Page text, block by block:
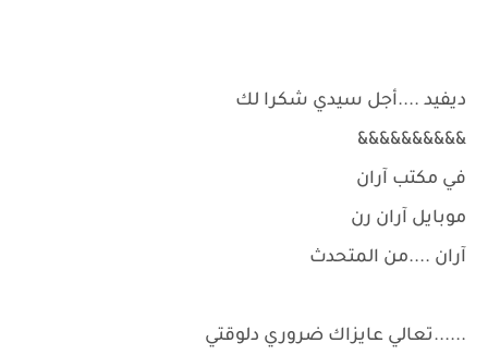
ديفيد ....أجل سيدي شكرا لك
&&&&&&&&&&
في مكتب آران
موبايل آران رن
آران ....من المتحدث
......تعالي عايزاك ضروري دلوقتي